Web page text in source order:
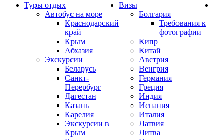
Туры отдых
Автобус на море
Краснодарский
край
Крым
Абхазия
Экскурсии
Беларусь
Санкт-
Перербург
Дагестан
Казань
Карелия
Экскурсии в
Крым
Визы
Болгария
Требования к
фотографии
Кипр
Китай
Австрия
Венгрия
Германия
Греция
Индия
Испания
Италия
Латвия
Литва